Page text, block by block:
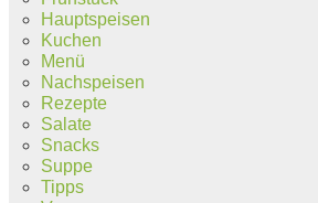
Hauptspeisen
Kuchen
Menü
Nachspeisen
Rezepte
Salate
Snacks
Suppe
Tipps